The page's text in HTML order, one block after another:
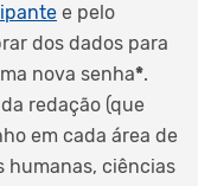
e pelo
dos dados para
nova senha*.
redação (que
em cada área de
humanas, ciências